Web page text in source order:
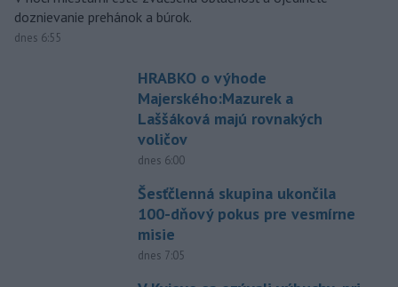
doznievanie prehánok a búrok.
dnes 6:55
HRABKO o výhode
Majerského:Mazurek a
Laššáková majú rovnakých
voličov
dnes 6:00
Šesťčlenná skupina ukončila
100-dňový pokus pre vesmírne
misie
dnes 7:05